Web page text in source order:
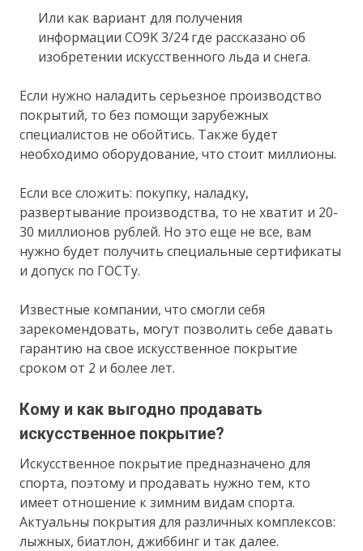
Или как вариант для получения
информации CO9K 3/24 где рассказано об
изобретении искусственного льда и снега.
Если нужно наладить серьезное производство
покрытий, то без помощи зарубежных
специалистов не обойтись. Также будет
необходимо оборудование, что стоит миллионы.
Если все сложить: покупку, наладку,
развертывание производства, то не хватит и 20-
30 миллионов рублей. Но это еще не все, вам
нужно будет получить специальные сертификаты
и допуск по ГОСТу.
Известные компании, что смогли себя
зарекомендовать, могут позволить себе давать
гарантию на свое искусственное покрытие
сроком от 2 и более лет.
Кому и как выгодно продавать
искусственное покрытие?
Искусственное покрытие предназначено для
спорта, поэтому и продавать нужно тем, кто
имеет отношение к зимним видам спорта.
Актуальны покрытия для различных комплексов:
лыжных, биатлон, джиббинг и так далее.